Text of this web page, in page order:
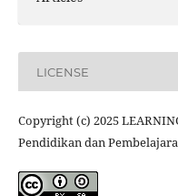
LICENSE
Copyright (c) 2025
Pendidikan dan